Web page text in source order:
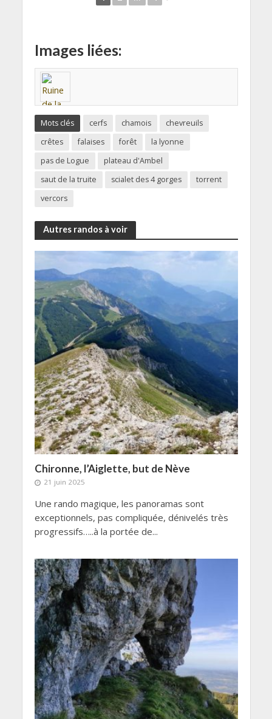
Images liées:
Mots clés cerfs chamois
chevreuils
crêtes
falaises forêt
la lyonne
pas de Logue
plateau d'Ambel
saut de la truite
scialet des 4 gorges
torrent
vercors
Autres randos à voir
Chironne, l’Aiglette, but de Nève
21 juin 2025
Une rando magique, les panoramas sont
exceptionnels, pas compliquée, dénivelés très
progressifs…..à la portée de...